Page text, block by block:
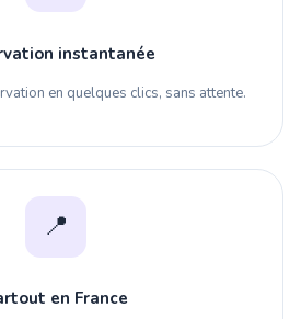
instantanée
en quelques clics, sans attente.
📍
en France